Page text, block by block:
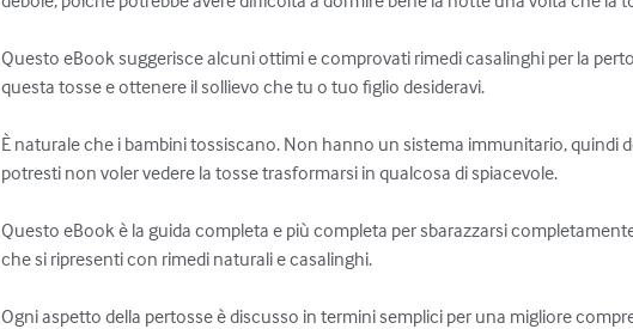
Questo eBook suggerisce alcuni ottimi e comprovati rimedi casalinghi per la
questa tosse e ottenere il sollievo che tu o tuo figlio desideravi.
È naturale che i bambini tossiscano. Non hanno un sistema immunitario, quindi
potresti non voler vedere la tosse trasformarsi in qualcosa di spiacevole.
Questo eBook è la guida completa e più completa per sbarazzarsi
che si ripresenti con rimedi naturali e casalinghi.
Ogni aspetto della pertosse è discusso in termini semplici per una migliore